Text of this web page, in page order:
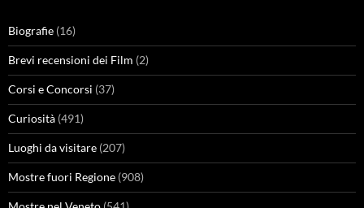
Biografie (16)
Brevi recensioni dei Film (2)
Corsi e Concorsi (37)
Curiosità (491)
Luoghi da visitare (207)
Mostre fuori Regione (908)